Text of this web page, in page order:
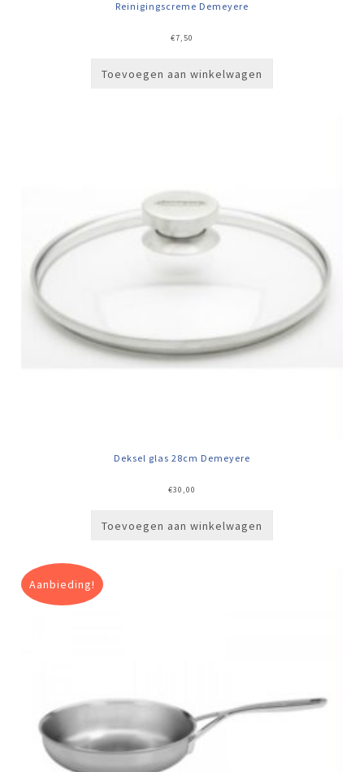
Reinigingscreme Demeyere
€7,50
Toevoegen aan winkelwagen
Deksel glas 28cm Demeyere
€30,00
Toevoegen aan winkelwagen
Aanbieding!